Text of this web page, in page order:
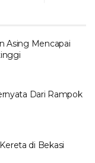
Asing Mencapai
Dari Rampok
di Bekasi